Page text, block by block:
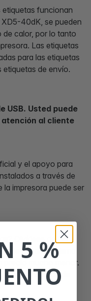
etiquetas funcionan
40dK, se pueden
de calor, por lo tanto
Las etiquetas
para las etiquetas
etiquetas de envío.
USB. Usted puede
al cliente
y el apoyo para
a través de
impresora puede ser
Olvídese de los
le brinda la misma
precio mucho menor.
modelos de
5 %